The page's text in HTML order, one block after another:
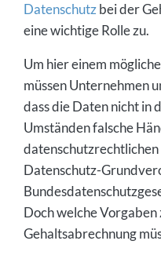
Datenschutzbei der
eine wichtige Rolle zu.
Um hier einem
müssen Unternehmen
dass die Daten nicht in
Umständen falsche
datenschutzrechtlichen
Datenschutz-
Doch welche
Gehaltsabrechnung